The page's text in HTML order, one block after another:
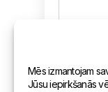
Mēs izmantojam
Jūsu iepirkšanās